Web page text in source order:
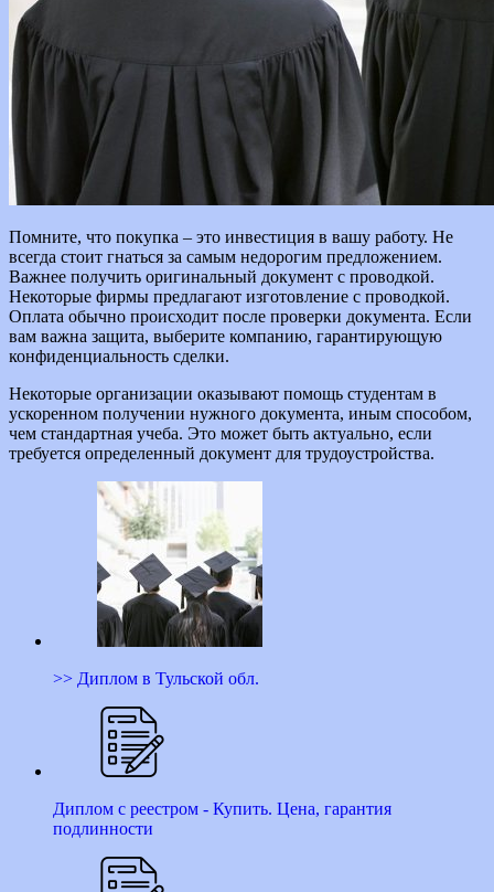
Помните, что покупка – это инвестиция в вашу работу. Не
всегда стоит гнаться за самым недорогим предложением.
Важнее получить оригинальный документ с проводкой.
Некоторые фирмы предлагают изготовление с проводкой.
Оплата обычно происходит после проверки документа. Если
вам важна защита, выберите компанию, гарантирующую
конфиденциальность сделки.
Некоторые организации оказывают помощь студентам в
ускоренном получении нужного документа, иным способом,
чем стандартная учеба. Это может быть актуально, если
требуется определенный документ для трудоустройства.
>> Диплом в Тульской обл.
Диплом с реестром - Купить. Цена, гарантия
подлинности